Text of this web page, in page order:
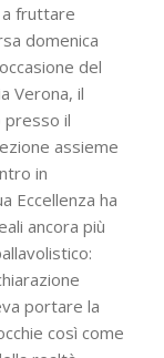
a fruttare
domenica
del
Verona, il
presso il
assieme
in
Eccellenza ha
ancora più
portare la
così come